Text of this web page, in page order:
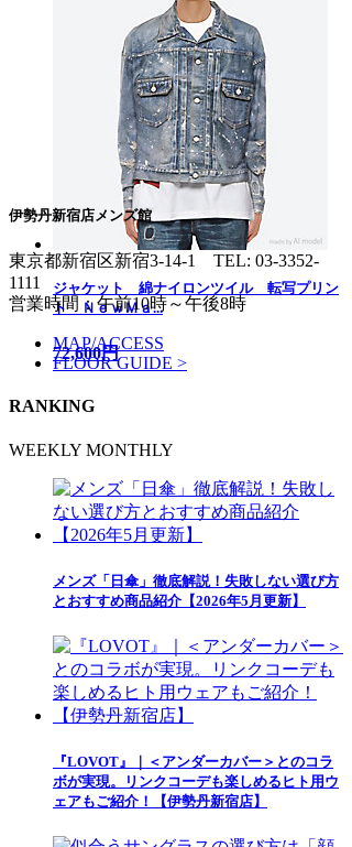
ジャケット 綿ナイロンツイル 転写プリン
ト ＮｅｗＭａ...
72,600円
伊勢丹新宿店メンズ館
東京都新宿区新宿3-14-1 TEL: 03-3352-
1111
営業時間：午前10時～午後8時
MAP/ACCESS
FLOOR GUIDE >
RANKING
WEEKLY MONTHLY
メンズ「日傘」徹底解説！失敗しない選び方
とおすすめ商品紹介【2026年5月更新】
『LOVOT』｜＜アンダーカバー＞とのコラ
ボが実現。リンクコーデも楽しめるヒト用ウ
ェアもご紹介！【伊勢丹新宿店】